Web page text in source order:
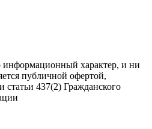
информационный характер, и ни
публичной офертой,
437(2) Гражданского